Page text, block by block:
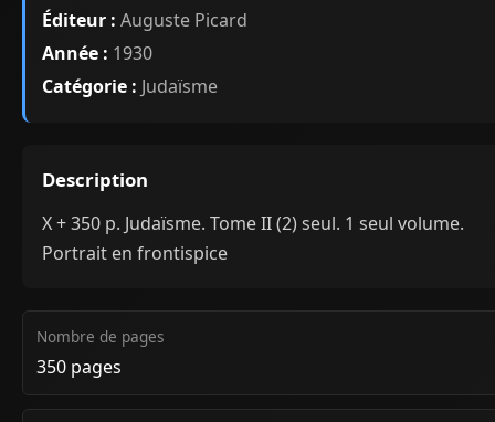
Éditeur : Auguste Picard
Année : 1930
Catégorie : Judaïsme
Description
X + 350 p. Judaïsme. Tome II (2) seul. 1 seul volume.
Portrait en frontispice
Nombre de pages
350 pages